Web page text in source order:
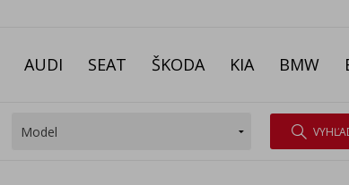
AUDI SEAT ŠKODA KIA BMW